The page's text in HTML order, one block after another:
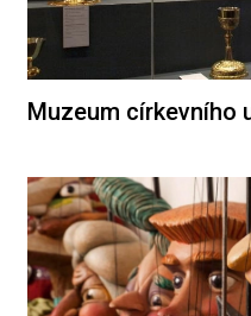
Muzeum církevního